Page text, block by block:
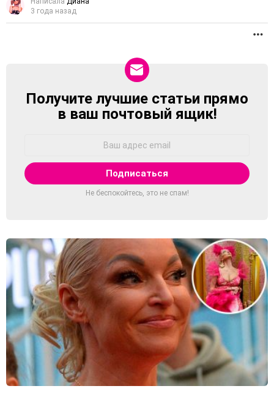
3 года назад
NEWSLETTER
Получите лучшие статьи прямо
в ваш почтовый ящик!
Не беспокойтесь, это не спам!